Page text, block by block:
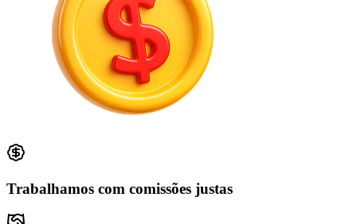
Trabalhamos com comissões justas